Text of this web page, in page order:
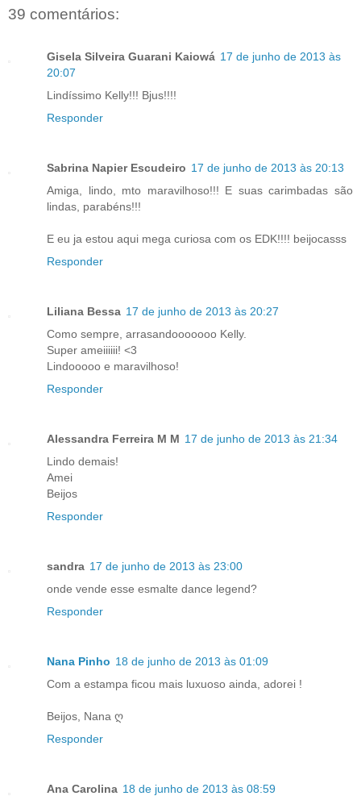
39 comentários:
Gisela Silveira Guarani Kaiowá 17 de junho de 2013 às
20:07
Lindíssimo Kelly!!! Bjus!!!!
Responder
Sabrina Napier Escudeiro 17 de junho de 2013 às 20:13
Amiga, lindo, mto maravilhoso!!! E suas carimbadas são
lindas, parabéns!!!
E eu ja estou aqui mega curiosa com os EDK!!!! beijocasss
Responder
Liliana Bessa 17 de junho de 2013 às 20:27
Como sempre, arrasandooooooo Kelly.
Super ameiiiiii! <3
Lindooooo e maravilhoso!
Responder
Alessandra Ferreira M M 17 de junho de 2013 às 21:34
Lindo demais!
Amei
Beijos
Responder
sandra 17 de junho de 2013 às 23:00
onde vende esse esmalte dance legend?
Responder
Nana Pinho 18 de junho de 2013 às 01:09
Com a estampa ficou mais luxuoso ainda, adorei !
Beijos, Nana ღ
Responder
Ana Carolina 18 de junho de 2013 às 08:59